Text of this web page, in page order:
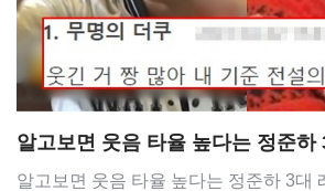
알고보면 웃음 타율 높다는 정준하
알고보면 웃음 타율 높다는 정준하 3대